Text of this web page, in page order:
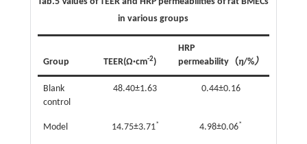
in various groups
Group TEER(Ω·cm-2)
HRP
permeability（η/%）
Blank
control
48.40±1.63 0.44±0.16
Model 14.75±3.71* 4.98±0.06*